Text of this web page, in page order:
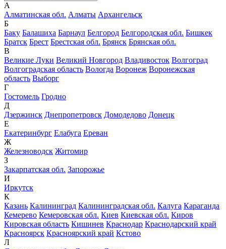
А
Алматинская обл. Алматы Архангельск
Б
Баку Балашиха Барнаул Белгород Белгородская обл. Бишкек
Братск Брест Брестская обл. Брянск Брянская обл.
В
Великие Луки Великий Новгород Владивосток Волгоград
Волгоградская область Вологда Воронеж Воронежская
область Выборг
Г
Гостомель Гродно
Д
Дзержинск Днепропетровск Домодедово Донецк
Е
Екатеринбург Елабуга Ереван
Ж
Железноводск Житомир
З
Закарпатская обл. Запорожье
И
Иркутск
К
Казань Калининград Калининградская обл. Калуга Караганда
Кемерево Кемеровская обл. Киев Киевская обл. Киров
Кировская область Кишинев Краснодар Краснодарский край
Красноярск Красноярский край Кстово
Л